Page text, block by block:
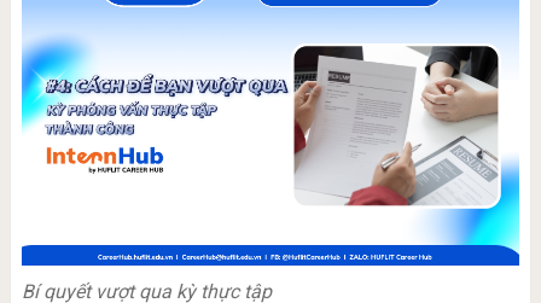
Bí quyết vượt qua kỳ thực tập